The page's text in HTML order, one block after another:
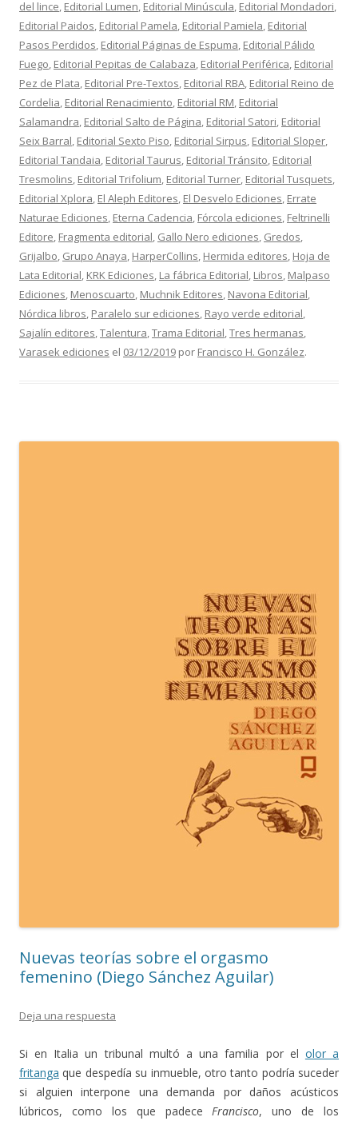
del lince, Editorial Lumen, Editorial Minúscula, Editorial Mondadori,
Editorial Paidos, Editorial Pamela, Editorial Pamiela, Editorial
Pasos Perdidos, Editorial Páginas de Espuma, Editorial Pálido
Fuego, Editorial Pepitas de Calabaza, Editorial Periférica, Editorial
Pez de Plata, Editorial Pre-Textos, Editorial RBA, Editorial Reino de
Cordelia, Editorial Renacimiento, Editorial RM, Editorial
Salamandra, Editorial Salto de Página, Editorial Satori, Editorial
Seix Barral, Editorial Sexto Piso, Editorial Sirpus, Editorial Sloper,
Editorial Tandaia, Editorial Taurus, Editorial Tránsito, Editorial
Tresmolins, Editorial Trifolium, Editorial Turner, Editorial Tusquets,
Editorial Xplora, El Aleph Editores, El Desvelo Ediciones, Errate
Naturae Ediciones, Eterna Cadencia, Fórcola ediciones, Feltrinelli
Editore, Fragmenta editorial, Gallo Nero ediciones, Gredos,
Grijalbo, Grupo Anaya, HarperCollins, Hermida editores, Hoja de
Lata Editorial, KRK Ediciones, La fábrica Editorial, Libros, Malpaso
Ediciones, Menoscuarto, Muchnik Editores, Navona Editorial,
Nórdica libros, Paralelo sur ediciones, Rayo verde editorial,
Sajalín editores,Talentura,Trama Editorial,Tres hermanas,
Varasek ediciones el 03/12/2019 por Francisco H. González.
Nuevas teorías sobre el orgasmo
femenino (Diego Sánchez Aguilar)
Deja una respuesta
Si en Italia un tribunal multó a una familia por el olor a
fritanga que despedía su inmueble, otro tanto podría suceder
si alguien interpone una demanda por daños acústicos
lúbricos, como los que padeceFrancisco, uno de los